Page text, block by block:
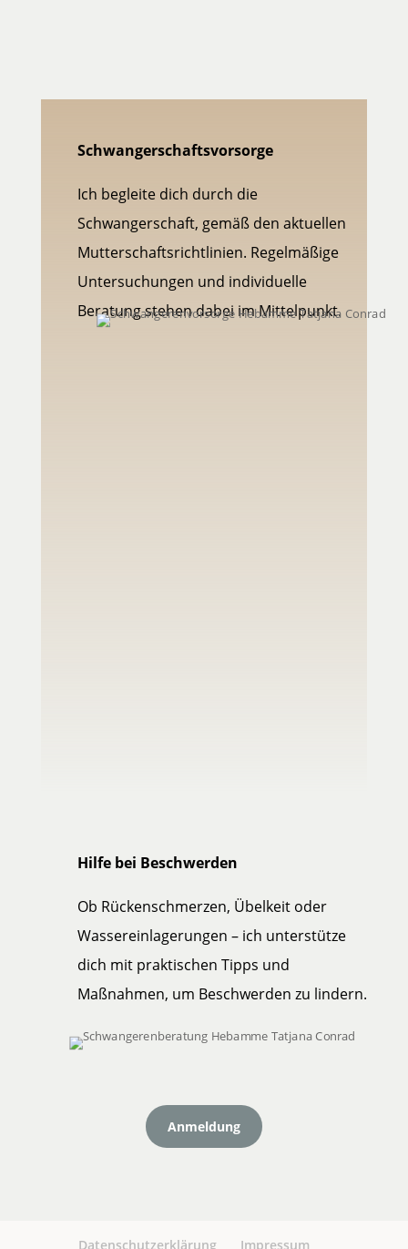
Schwangerschaftsvorsorge
Ich begleite dich durch die
Schwangerschaft, gemäß den aktuellen
Mutterschaftsrichtlinien. Regelmäßige
Untersuchungen und individuelle
Beratung stehen dabei im Mittelpunkt.
Hilfe bei Beschwerden
Ob Rückenschmerzen, Übelkeit oder
Wassereinlagerungen – ich unterstütze
dich mit praktischen Tipps und
Maßnahmen, um Beschwerden zu lindern.
Anmeldung
Datenschutzerklärung Impressum